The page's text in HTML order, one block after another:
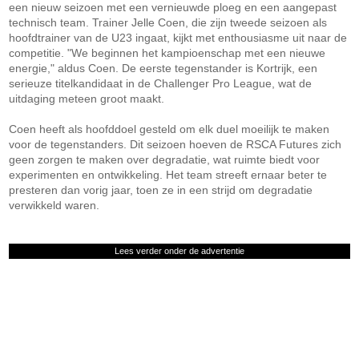
een nieuw seizoen met een vernieuwde ploeg en een aangepast
technisch team. Trainer Jelle Coen, die zijn tweede seizoen als
hoofdtrainer van de U23 ingaat, kijkt met enthousiasme uit naar de
competitie. "We beginnen het kampioenschap met een nieuwe
energie," aldus Coen. De eerste tegenstander is Kortrijk, een
serieuze titelkandidaat in de Challenger Pro League, wat de
uitdaging meteen groot maakt.
Coen heeft als hoofddoel gesteld om elk duel moeilijk te maken
voor de tegenstanders. Dit seizoen hoeven de RSCA Futures zich
geen zorgen te maken over degradatie, wat ruimte biedt voor
experimenten en ontwikkeling. Het team streeft ernaar beter te
presteren dan vorig jaar, toen ze in een strijd om degradatie
verwikkeld waren.
Lees verder onder de advertentie